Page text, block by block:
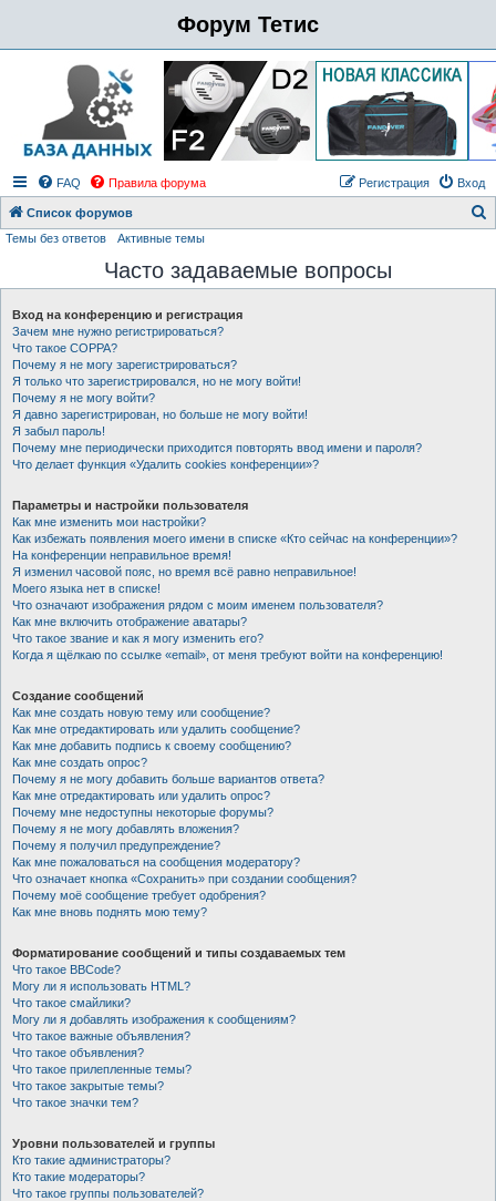
Форум Тетис
FAQ Правила форума Вход
Регистрация
Список форумов
с
Темы без ответов Активные темы
Часто задаваемые вопросы
Вход на конференцию и регистрация
Зачем мне нужно регистрироваться?
Что такое COPPA?
Почему я не могу зарегистрироваться?
Я только что зарегистрировался, но не могу войти!
Почему я не могу войти?
Я давно зарегистрирован, но больше не могу войти!
Я забыл пароль!
Почему мне периодически приходится повторять ввод имени и пароля?
Что делает функция «Удалить cookies конференции»?
Параметры и настройки пользователя
Как мне изменить мои настройки?
Как избежать появления моего имени в списке «Кто сейчас на конференции»?
На конференции неправильное время!
Я изменил часовой пояс, но время всё равно неправильное!
Моего языка нет в списке!
Что означают изображения рядом с моим именем пользователя?
Как мне включить отображение аватары?
Что такое звание и как я могу изменить его?
Когда я щёлкаю по ссылке «email», от меня требуют войти на конференцию!
Создание сообщений
Как мне создать новую тему или сообщение?
Как мне отредактировать или удалить сообщение?
Как мне добавить подпись к своему сообщению?
Как мне создать опрос?
Почему я не могу добавить больше вариантов ответа?
Как мне отредактировать или удалить опрос?
Почему мне недоступны некоторые форумы?
Почему я не могу добавлять вложения?
Почему я получил предупреждение?
Как мне пожаловаться на сообщения модератору?
Что означает кнопка «Сохранить» при создании сообщения?
Почему моё сообщение требует одобрения?
Как мне вновь поднять мою тему?
Форматирование сообщений и типы создаваемых тем
Что такое BBCode?
Могу ли я использовать HTML?
Что такое смайлики?
Могу ли я добавлять изображения к сообщениям?
Что такое важные объявления?
Что такое объявления?
Что такое прилепленные темы?
Что такое закрытые темы?
Что такое значки тем?
Уровни пользователей и группы
Кто такие администраторы?
Кто такие модераторы?
Что такое группы пользователей?